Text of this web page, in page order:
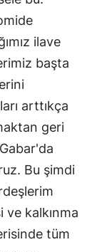
ilave
başta
arttıkça
geri
Bu şimdi
ve kalkınma
tüm